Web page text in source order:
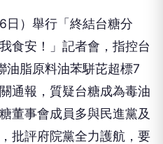
日）舉行「終結台糖分
食安！」記者會，指控台
油脂原料油苯駢芘超標7
通報，質疑台糖成為毒油
董事會成員多與民進黨及
批評府院黨全力護航，要